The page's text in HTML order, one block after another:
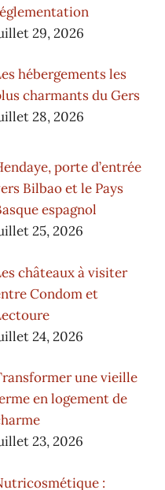
29, 2026
hébergements les
charmants du Gers
28, 2026
porte d’entrée
Bilbao et le Pays
espagnol
25, 2026
châteaux à visiter
Condom et
24, 2026
une vieille
en logement de
23, 2026
: